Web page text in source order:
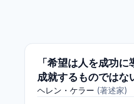
「希望は人を成功
成就するものではな
ヘレン・ケラー (著述家)